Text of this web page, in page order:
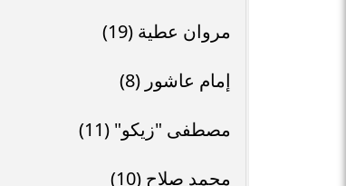
مروان عطية (19)
إمام عاشور (8)
مصطفى "زيكو" (11)
محمد صلاح (10)